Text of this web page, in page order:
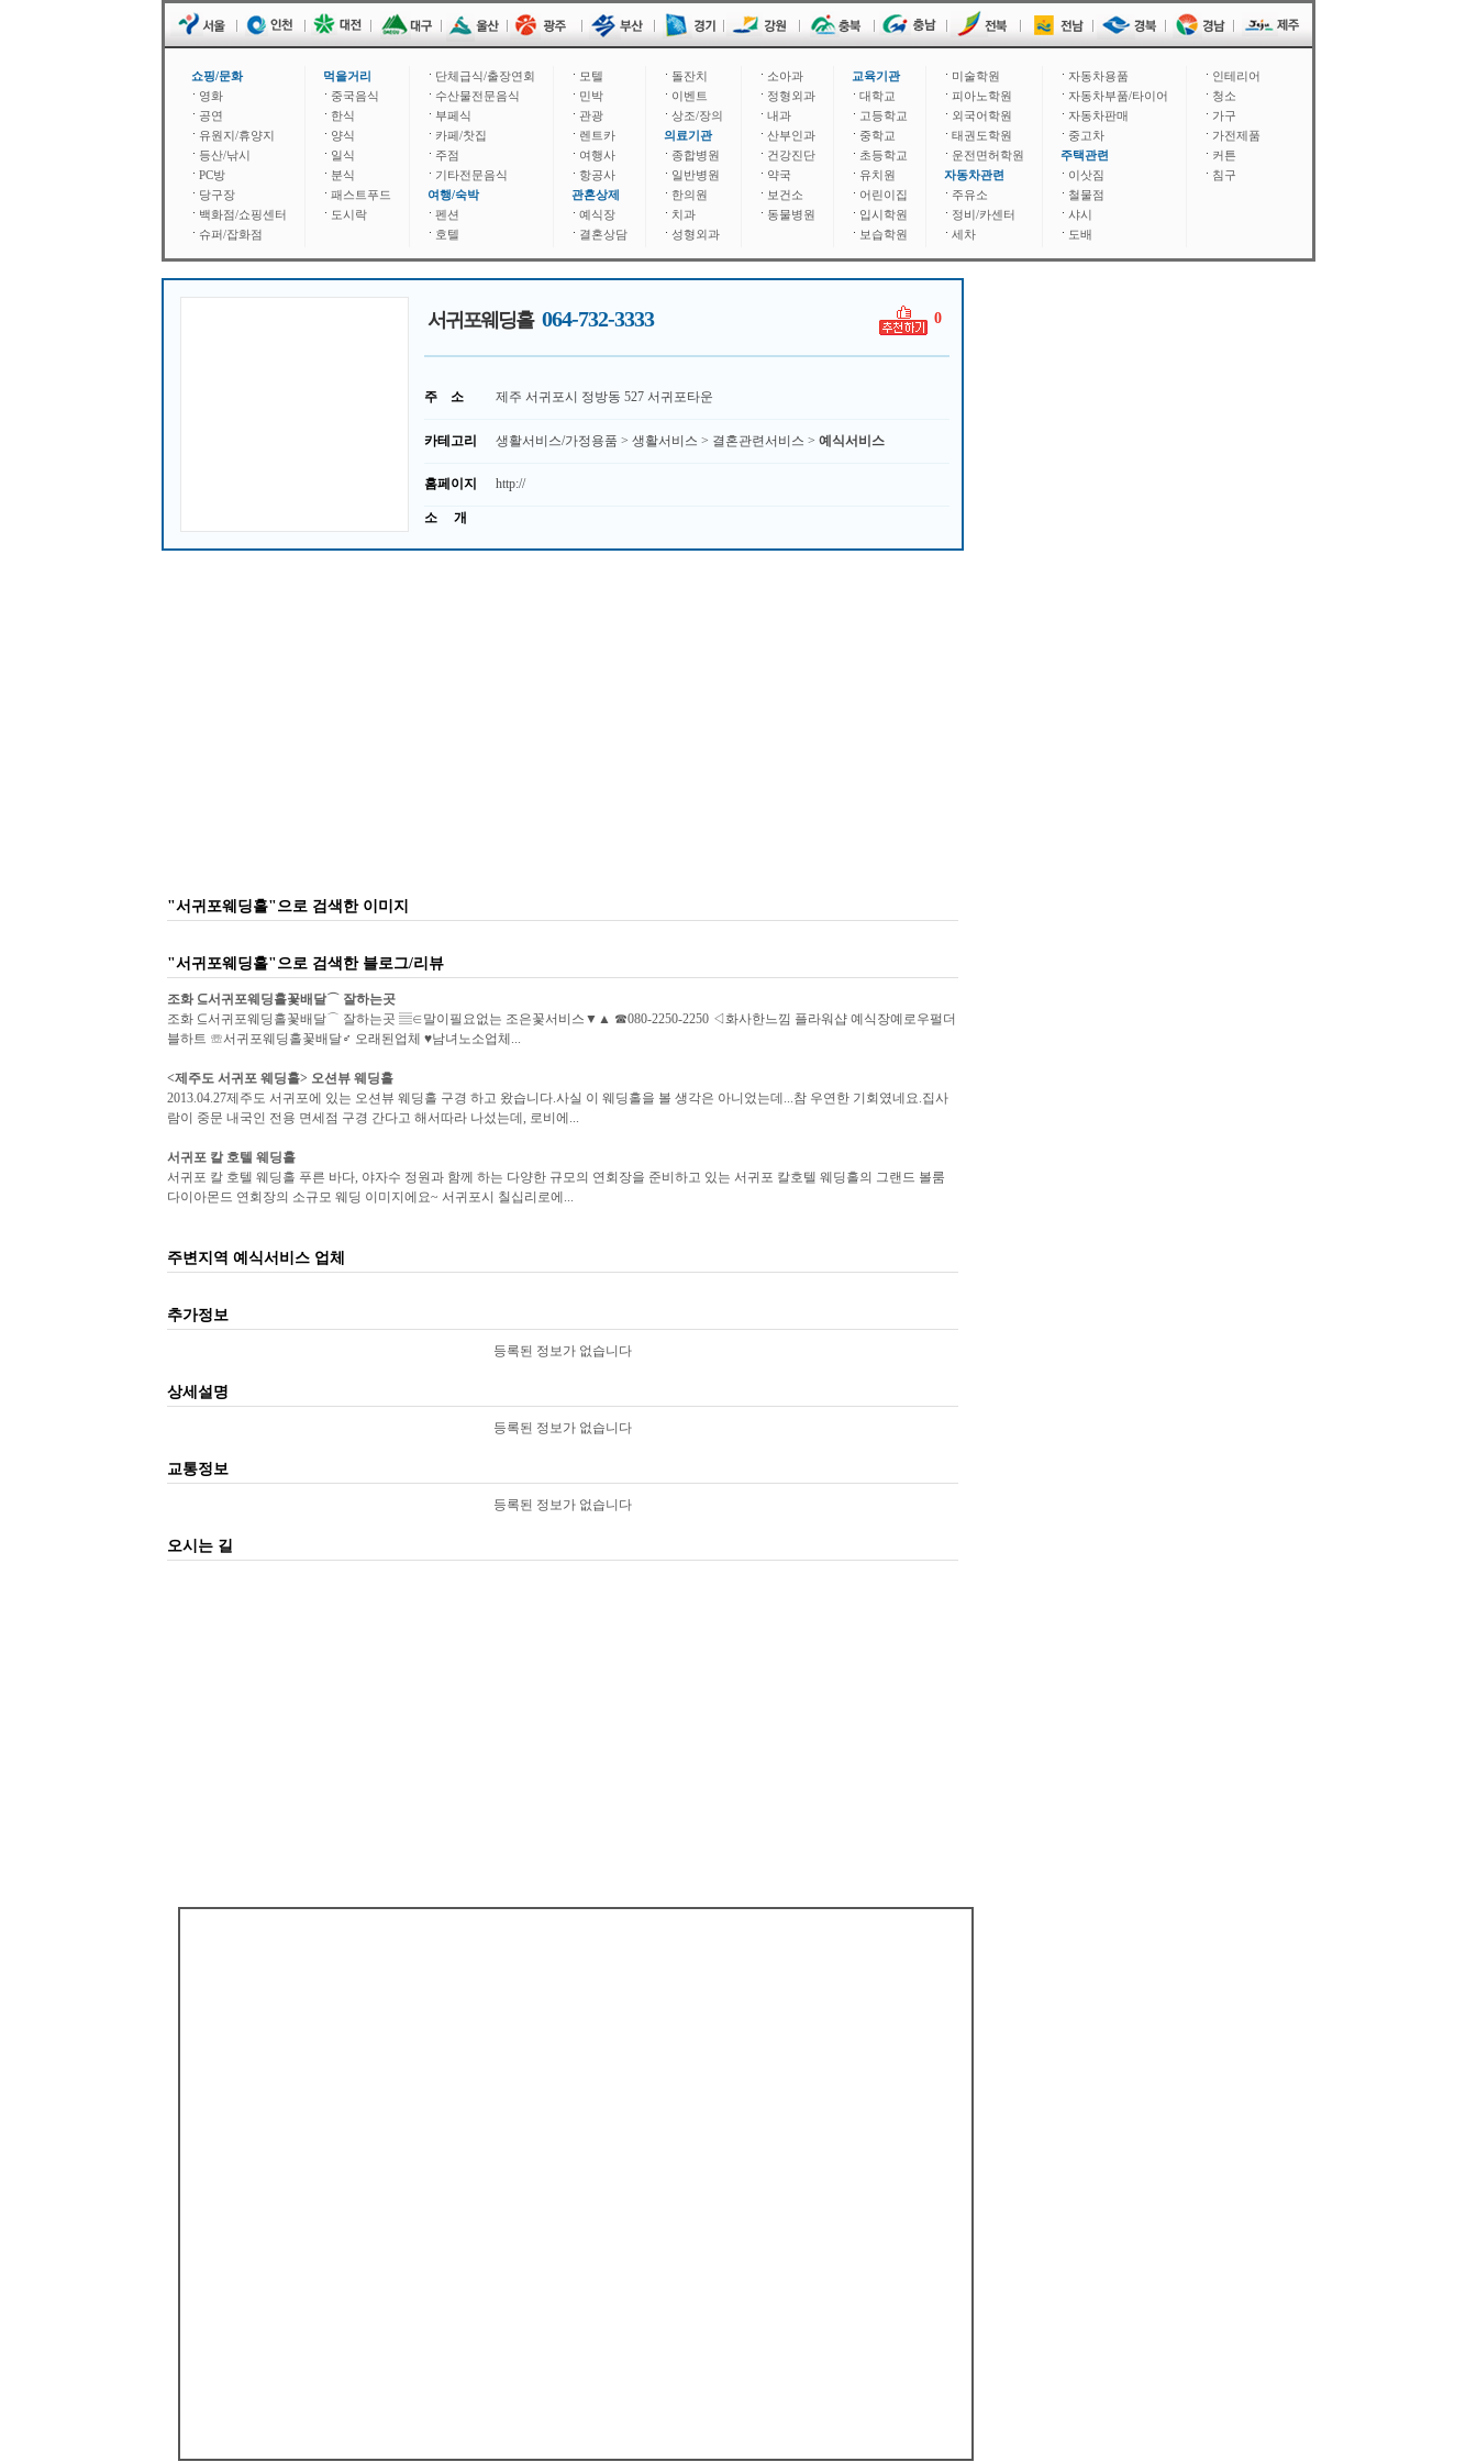
쇼핑/문화
영화
공연
유원지/휴양지
등산/낚시
PC방
당구장
백화점/쇼핑센터
슈퍼/잡화점
먹을거리
중국음식
한식
양식
일식
분식
패스트푸드
도시락
단체급식/출장연회
수산물전문음식
부페식
카페/찻집
주점
기타전문음식
여행/숙박
펜션
호텔
모텔
민박
관광
렌트카
여행사
항공사
관혼상제
예식장
결혼상담
돌잔치
이벤트
상조/장의
의료기관
종합병원
일반병원
한의원
치과
성형외과
소아과
정형외과
내과
산부인과
건강진단
약국
보건소
동물병원
교육기관
대학교
고등학교
중학교
초등학교
유치원
어린이집
입시학원
보습학원
미술학원
피아노학원
외국어학원
태권도학원
운전면허학원
자동차관련
주유소
정비/카센터
세차
자동차용품
자동차부품/타이어
자동차판매
중고차
주택관련
이삿짐
철물점
샤시
도배
인테리어
청소
가구
가전제품
커튼
침구
서귀포웨딩홀 064-732-3333 0
주 소 제주 서귀포시 정방동 527 서귀포타운
카테고리 생활서비스/가정용품 > 생활서비스 > 결혼관련서비스 > 예식서비스
홈페이지 http://
소 개
"서귀포웨딩홀"으로 검색한 이미지
"서귀포웨딩홀"으로 검색한 블로그/리뷰
조화 ⊆서귀포웨딩홀꽃배달⌒ 잘하는곳
조화 ⊆서귀포웨딩홀꽃배달⌒ 잘하는곳 ▤∈말이필요없는 조은꽃서비스▼▲ ☎080-2250-2250 ◁화사한느낌 플라워샵 예식장예로우펄더
블하트 ☏서귀포웨딩홀꽃배달♂ 오래된업체 ♥남녀노소업체...
<제주도 서귀포 웨딩홀> 오션뷰 웨딩홀
2013.04.27제주도 서귀포에 있는 오션뷰 웨딩홀 구경 하고 왔습니다.사실 이 웨딩홀을 볼 생각은 아니었는데...참 우연한 기회였네요.집사
람이 중문 내국인 전용 면세점 구경 간다고 해서따라 나섰는데, 로비에...
서귀포 칼 호텔 웨딩홀
서귀포 칼 호텔 웨딩홀 푸른 바다, 야자수 정원과 함께 하는 다양한 규모의 연회장을 준비하고 있는 서귀포 칼호텔 웨딩홀의 그랜드 볼룸
다이아몬드 연회장의 소규모 웨딩 이미지에요~ 서귀포시 칠십리로에...
주변지역 예식서비스 업체
추가정보
등록된 정보가 없습니다
상세설명
등록된 정보가 없습니다
교통정보
등록된 정보가 없습니다
오시는 길